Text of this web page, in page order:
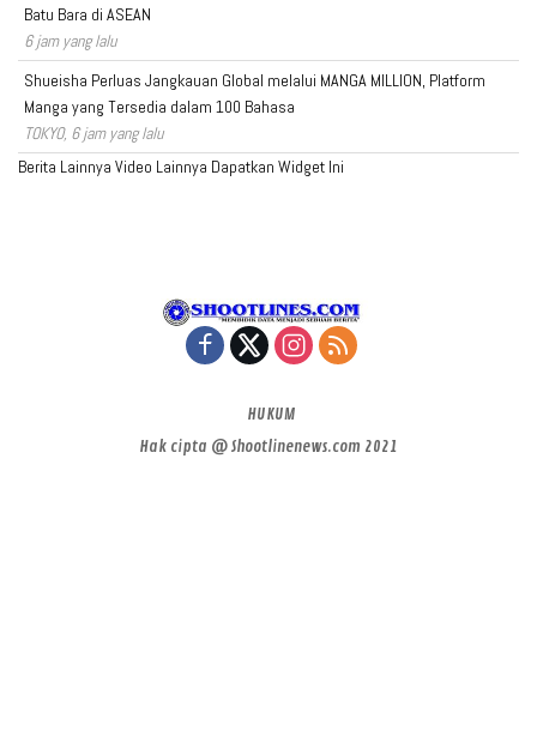
Batu Bara di ASEAN
6 jam yang lalu
Shueisha Perluas Jangkauan Global melalui MANGA MILLION, Platform
Manga yang Tersedia dalam 100 Bahasa
TOKYO, 6 jam yang lalu
Berita Lainnya Video Lainnya Dapatkan Widget Ini
HUKUM
Hak cipta @ Shootlinenews.com 2021